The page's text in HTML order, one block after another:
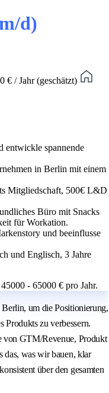
d)
€ / Jahr (geschätzt)
entwickle spannende
in Berlin mit einem
Mitgliedschaft, 500€ L&D
Büro mit Snacks
für Workation.
und beeinflusse
und Englisch, 3 Jahre
- 65000 € pro Jahr.
um die Positionierung,
Produkts zu verbessern.
von GTM/Revenue, Produkt
das, was wir bauen, klar
über den gesamten